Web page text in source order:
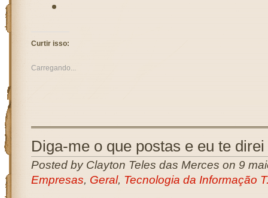
Curtir isso:
Carregando...
Diga-me o que postas e eu te
Posted by Clayton Teles das Merces on 9
Empresas, Geral, Tecnologia da Informação